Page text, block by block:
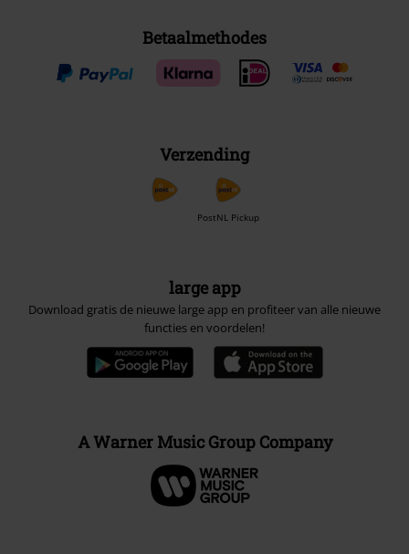
Betaalmethodes
Verzending
PostNL Pickup
large app
Download gratis de nieuwe large app en profiteer van alle nieuwe
functies en voordelen!
A Warner Music Group Company